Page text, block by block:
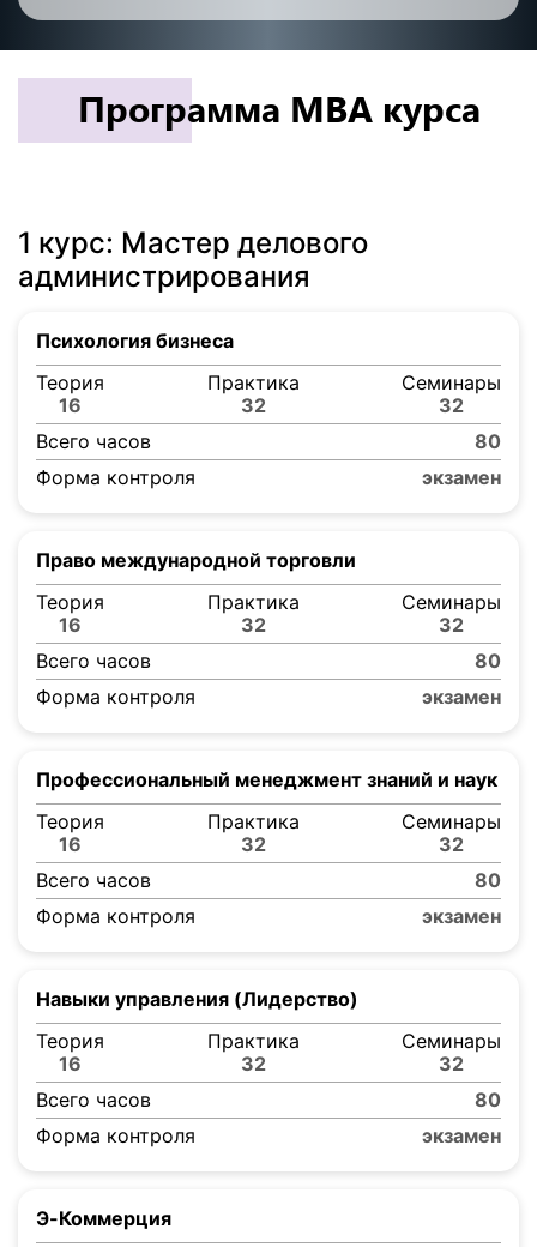
Программа MBA курса
1 курс: Мастер делового
администрирования
Психология бизнеса
Теория
16
Практика
32
Семинары
32
Всего часов
80
Форма контроля
экзамен
Право международной торговли
Теория
16
Практика
32
Семинары
32
Всего часов
80
Форма контроля
экзамен
Профессиональный менеджмент знаний и наук
Теория
16
Практика
32
Семинары
32
Всего часов
80
Форма контроля
экзамен
Навыки управления (Лидерство)
Теория
16
Практика
32
Семинары
32
Всего часов
80
Форма контроля
экзамен
Э-Коммерция